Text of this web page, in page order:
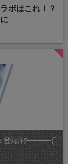
ボはこれ！？
登場ｷﾀ━━━(ﾟ